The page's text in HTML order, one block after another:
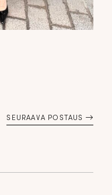
SEURAAVA POSTAUS